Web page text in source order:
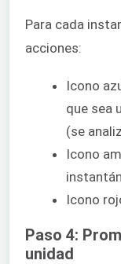
Para cada
acciones:
Icono
que sea
(se
Icono
Icono
Paso 4:
unidad